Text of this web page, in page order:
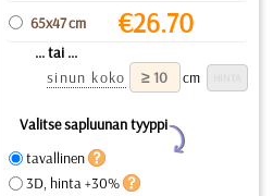
65x47 cm €26.70
... tai ...
sinun koko
cm
Valitse sapluunan tyyppi
Y
tavallinen
3D, hinta +30%